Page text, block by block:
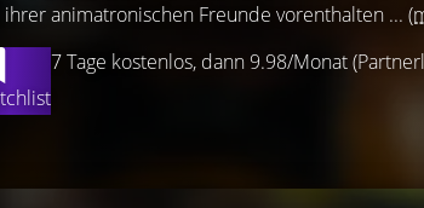
7 Tage kostenlos, dann 9.98/Monat
animatronischen Freunde vorenthalten ...